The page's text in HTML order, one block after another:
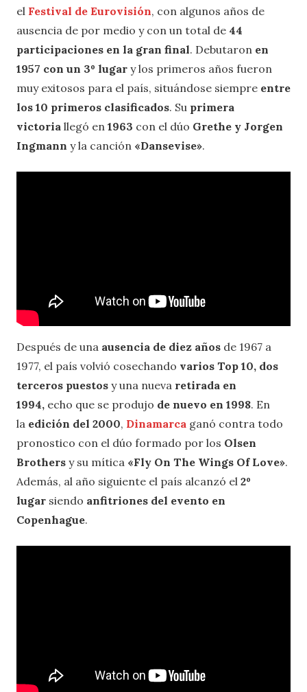
el Festival de Eurovisión, con algunos años de
ausencia de por medio y con un total de 44
participaciones en la gran final. Debutaron en
1957 con un 3º lugar y los primeros años fueron
muy exitosos para el país, situándose siempre entre
los 10 primeros clasificados. Su primera
victoria llegó en 1963 con el dúo Grethe y Jorgen
Ingmann y la canción «Dansevise».
Después de una ausencia de diez años de 1967 a
1977, el país volvió cosechando varios Top 10, dos
terceros puestos y una nueva retirada en
1994, echo que se produjo de nuevo en 1998. En
la edición del 2000, Dinamarca ganó contra todo
pronostico con el dúo formado por los Olsen
Brothers y su mítica «Fly On The Wings Of Love».
Además, al año siguiente el país alcanzó el 2º
lugar siendo anfitriones del evento en
Copenhague.